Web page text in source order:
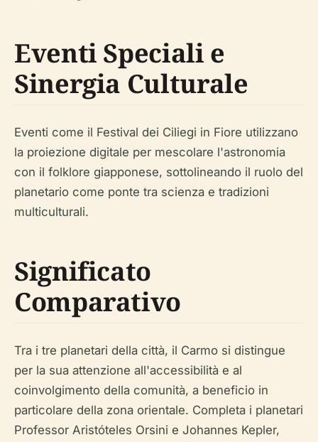
Eventi Speciali e
Sinergia Culturale
Eventi come il Festival dei Ciliegi in Fiore utilizzano
la proiezione digitale per mescolare l'astronomia
con il folklore giapponese, sottolineando il ruolo del
planetario come ponte tra scienza e tradizioni
multiculturali.
Significato
Comparativo
Tra i tre planetari della città, il Carmo si distingue
per la sua attenzione all'accessibilità e al
coinvolgimento della comunità, a beneficio in
particolare della zona orientale. Completa i planetari
Professor Aristóteles Orsini e Johannes Kepler,